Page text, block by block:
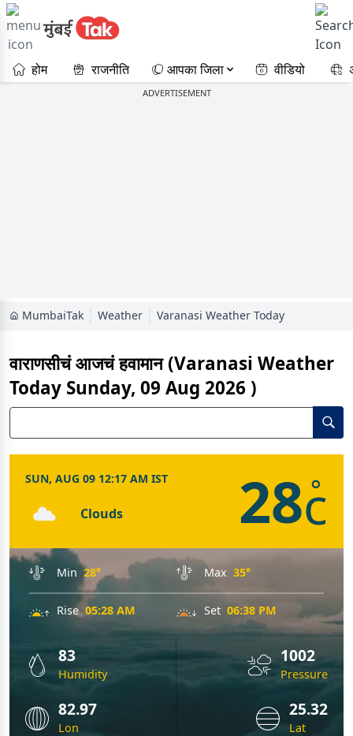
होम राजनीति आपका जिला वीडियो
ADVERTISEMENT
MumbaiTak Weather Varanasi Weather Today
वाराणसीचं आजचं हवामान (Varanasi Weather
Today Sunday, 09 Aug 2026 )
SUN, AUG 09 12:17 AM IST
Clouds 28 °
c
Min 28° Max 35°
Rise 05:28 AM Set 06:38 PM
83
Humidity
1002
Pressure
82.97
Lon
25.32
Lat